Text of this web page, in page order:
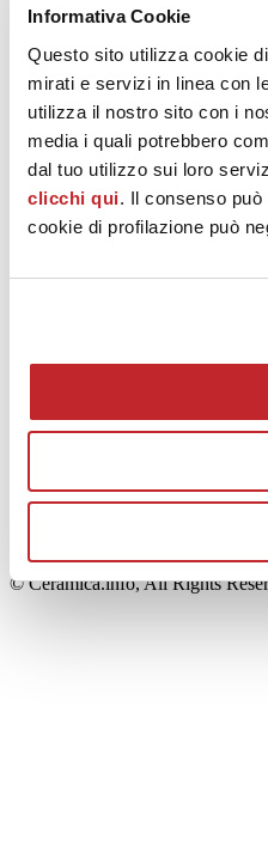
Informativa Cookie
Questo sito utilizza cookie
mirati e servizi in linea con
utilizza il nostro sito con i
media i quali potrebbero
dal tuo utilizzo sui loro
clicchi qui. Il consenso
cookie di profilazione può
News
aziende
Edi.Cer S.p.a. Società
Viale Monte Santo, 40 - 41049
00853700367
Iscrizione al Registro delle
© Ceramica.info, All Rights